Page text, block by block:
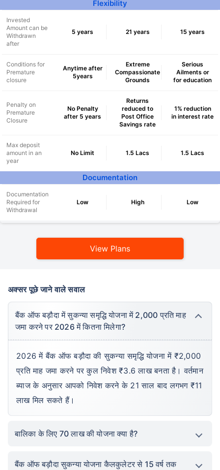
Flexibility
Invested
Amount can be
Withdrawn
after
5 years 21 years 15 years
Conditions for
Premature
closure
Anytime after
5years
Extreme
Compassionate
Grounds
Serious
Ailments or
for education
Penalty on
Premature
Closure
No Penalty
after 5 years
Returns
reduced to
Post Office
Savings rate
1% reduction
in interest rate
Max deposit
amount in an
year
No Limit 1.5 Lacs 1.5 Lacs
Documentation
Documentation
Required for
Withdrawal
Low High Low
View Plans
अक्सर पूछे जाने वाले सवाल
बैंक ऑफ बड़ौदा में सुकन्या समृद्धि योजना में 2,000 प्रति माह
जमा करने पर 2026 में कितना मिलेगा?
2026 में बैंक ऑफ बड़ौदा की सुकन्या समृद्धि योजना में ₹2,000
प्रति माह जमा करने पर कुल निवेश ₹3.6 लाख बनता है। वर्तमान
ब्याज के अनुसार आपको निवेश करने के 21 साल बाद लगभग ₹11
लाख मिल सकते हैं।
बालिका के लिए 70 लाख की योजना क्या है?
बैंक ऑफ बड़ौदा सुकन्या योजना कैलकुलेटर से 15 वर्ष तक
Wait a minute...
NOTHING IS MORE IMPORTANT THAN
Secure your child's future
even in your absence!
View Plans